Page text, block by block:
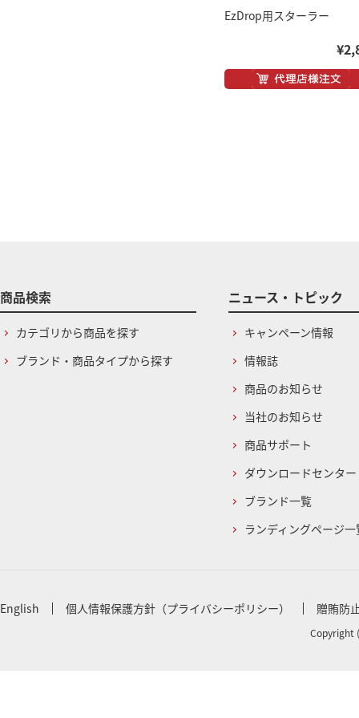
EzDrop用スターラー
商品検索
カテゴリから商品を探す
ブランド・商品タイプから探す
ニュース・トピック
キャンペーン情報
情報誌
商品のお知らせ
当社のお知らせ
商品サポート
ダウンロードセンター
ブランド一覧
ランディングページ一
English 個人情報保護方針（プライバシーポリシー） 贈賄防
Copyright